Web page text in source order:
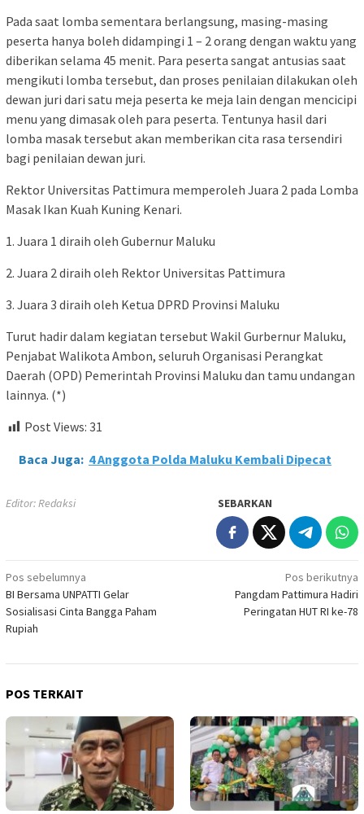
Pada saat lomba sementara berlangsung, masing-masing
peserta hanya boleh didampingi 1 – 2 orang dengan waktu yang
diberikan selama 45 menit. Para peserta sangat antusias saat
mengikuti lomba tersebut, dan proses penilaian dilakukan oleh
dewan juri dari satu meja peserta ke meja lain dengan mencicipi
menu yang dimasak oleh para peserta. Tentunya hasil dari
lomba masak tersebut akan memberikan cita rasa tersendiri
bagi penilaian dewan juri.
Rektor Universitas Pattimura memperoleh Juara 2 pada Lomba
Masak Ikan Kuah Kuning Kenari.
1. Juara 1 diraih oleh Gubernur Maluku
2. Juara 2 diraih oleh Rektor Universitas Pattimura
3. Juara 3 diraih oleh Ketua DPRD Provinsi Maluku
Turut hadir dalam kegiatan tersebut Wakil Gurbernur Maluku,
Penjabat Walikota Ambon, seluruh Organisasi Perangkat
Daerah (OPD) Pemerintah Provinsi Maluku dan tamu undangan
lainnya. (*)
Post Views: 31
Baca Juga: 4 Anggota Polda Maluku Kembali Dipecat
Editor: Redaksi SEBARKAN
Navigasi
pos
Pos sebelumnya
BI Bersama UNPATTI Gelar
Sosialisasi Cinta Bangga Paham
Rupiah
Pos berikutnya
Pangdam Pattimura Hadiri
Peringatan HUT RI ke-78
POS TERKAIT